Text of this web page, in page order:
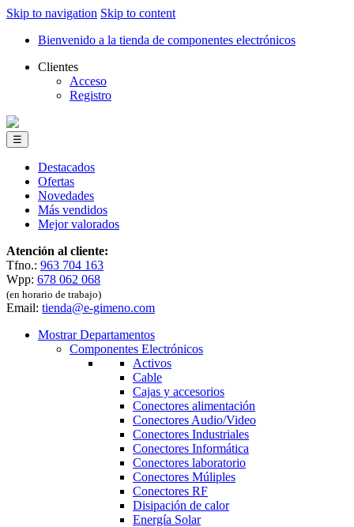
Skip to navigation Skip to content
Bienvenido a la tienda de componentes electrónicos
Clientes
Acceso
Registro
☰
Destacados
Ofertas
Novedades
Más vendidos
Mejor valorados
Atención al cliente:
Tfno.: 963 704 163
Wpp: 678 062 068
(en horario de trabajo)
Email: tienda@e-gimeno.com
Mostrar Departamentos
Componentes Electrónicos
Activos
Cable
Cajas y accesorios
Conectores alimentación
Conectores Audio/Video
Conectores Industriales
Conectores Informática
Conectores laboratorio
Conectores Múliples
Conectores RF
Disipación de calor
Energía Solar